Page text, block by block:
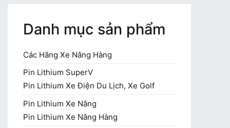
Danh mục sản phẩm
Các Hãng Xe Nâng Hàng
Pin Lithium SuperV
Pin Lithium Xe Điện Du Lịch, Xe Golf
Pin Lithium Xe Nâng
Pin Lithium Xe Nâng Hàng